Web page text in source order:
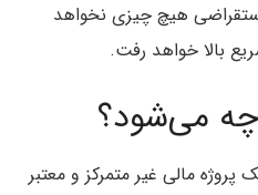
هیچ چیزی نخواهد
بالا خواهد رفت.
می‌شود؟
مالی غیر متمرکز و معتبر